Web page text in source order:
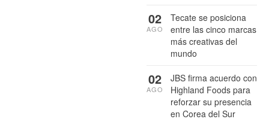
Tecate se posiciona
entre las cinco marcas
más creativas del
mundo
02
AGO
JBS firma acuerdo con
Highland Foods para
reforzar su presencia
en Corea del Sur
02
AGO